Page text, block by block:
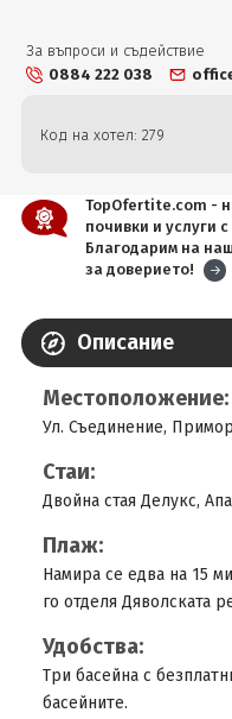
За въпроси и съдействие
0884 222 038
Код на хотел: 279
TopOfertite.com -
почивки и услуги
Благодарим на
за доверието!
Описание
Местоположение:
Ул. Съединение,
Стаи:
Двойна стая Делукс,
Плаж:
Намира се едва на 15
го отделя Дяволската
Удобства:
Три басейна с
басейните.